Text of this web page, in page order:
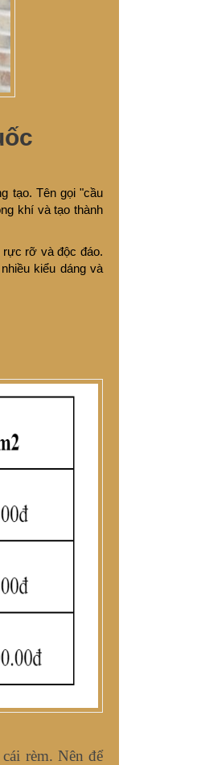
tạo. Tên gọi "cầu
khí và tạo thành
rỡ và độc đáo.
kiểu dáng và
rèm. Nên để